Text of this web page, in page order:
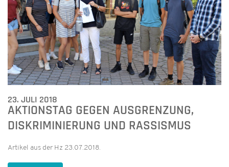
23. JULI 2018
AKTIONSTAG GEGEN AUSGRENZUNG,
DISKRIMINIERUNG UND RASSISMUS
Artikel aus der Hz 23.07.2018.